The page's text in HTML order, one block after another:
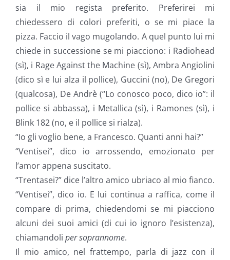
sia il mio regista preferito. Preferirei mi
chiedessero di colori preferiti, o se mi piace la
pizza. Faccio il vago mugolando. A quel punto lui mi
chiede in successione se mi piacciono: i Radiohead
(sì), i Rage Against the Machine (sì), Ambra Angiolini
(dico sì e lui alza il pollice), Guccini (no), De Gregori
(qualcosa), De Andrè (“Lo conosco poco, dico io”: il
pollice si abbassa), i Metallica (sì), i Ramones (sì), i
Blink 182 (no, e il pollice si rialza).
“Io gli voglio bene, a Francesco. Quanti anni hai?”
“Ventisei”, dico io arrossendo, emozionato per
l’amor appena suscitato.
“Trentasei?” dice l’altro amico ubriaco al mio fianco.
“Ventisei”, dico io. E lui continua a raffica, come il
compare di prima, chiedendomi se mi piacciono
alcuni dei suoi amici (di cui io ignoro l’esistenza),
chiamandoli per soprannome.
Il mio amico, nel frattempo, parla di jazz con il